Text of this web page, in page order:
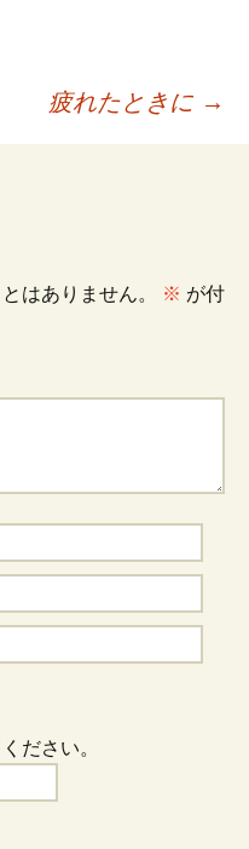
疲れたときに →
はありません。 ※ が付
ださい。